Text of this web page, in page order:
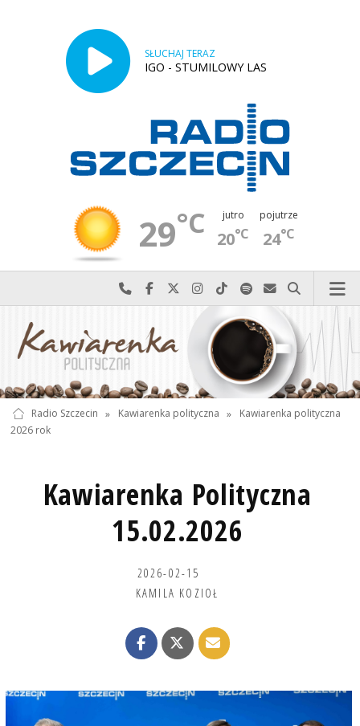
SŁUCHAJ TERAZ
IGO - STUMILOWY LAS
29°C jutro
20°C
pojutrze
24°C
Najlepiej po prostu do nas zadzwoń
Odwiedź nas na Facebook-u
Odwiedź nas na X
Odwiedź nas na Instagram-ie
Odwiedź nas na TikTok-u
Szukaj nas na Spotify
Wyślij do nas
Szukaj
Radio Szczecin » Kawiarenka polityczna »
Kawiarenka polityczna
2026 rok
Kawiarenka Polityczna
15.02.2026
2026-02-15
KAMILA KOZIOŁ